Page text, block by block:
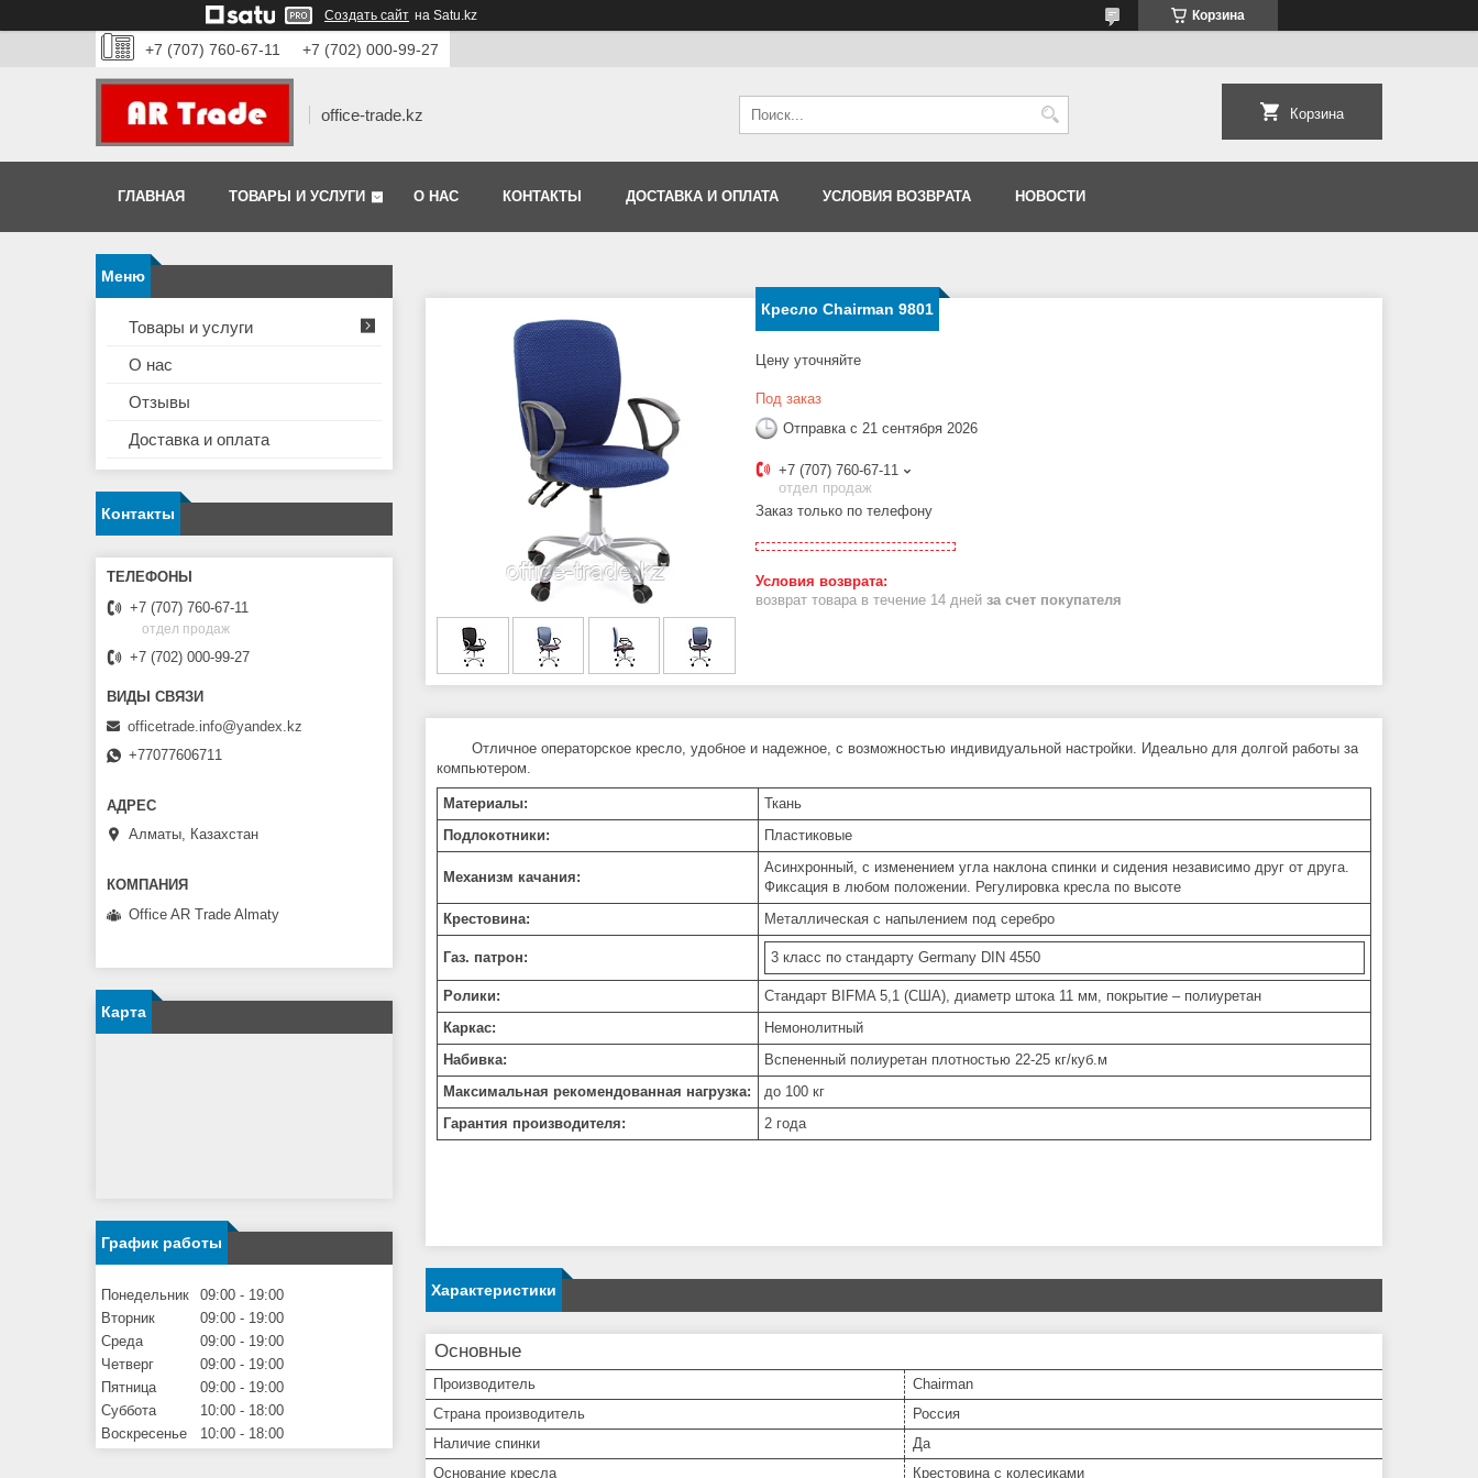
Создать сайт на Satu.kz Корзина
+7 (707) 760-67-11 +7 (702) 000-99-27
office-trade.kz Корзина
ГЛАВНАЯ ТОВАРЫ И УСЛУГИ О НАС КОНТАКТЫ ДОСТАВКА И ОПЛАТА УСЛОВИЯ ВОЗВРАТА НОВОСТИ
Кресло Chairman 9801
Цену уточняйте
Под заказ
Отправка с 21 сентября 2026
+7 (707) 760-67-11
отдел продаж
Заказ только по телефону
возврат товара в течение 14 дней за счет покупателя
Отличное операторское кресло, удобное и надежное, с возможностью индивидуальной настройки. Идеально для долгой работы за
компьютером.
Материалы:
Ткань
Подлокотники:
Пластиковые
Механизм качания:
Асинхронный, с изменением угла наклона спинки и сидения независимо друг от друга.
Фиксация в любом положении. Регулировка кресла по высоте
Крестовина:
Металлическая с напылением под серебро
Газ. патрон: 3 класс по стандарту Germany DIN 4550
Ролики:
Стандарт BIFMA 5,1 (США), диаметр штока 11 мм, покрытие – полиуретан
Каркас:
Немонолитный
Набивка:
Вспененный полиуретан плотностью 22-25 кг/куб.м
Максимальная рекомендованная нагрузка:
до 100 кг
Гарантия производителя:
2 года
Характеристики
Основные
Производитель
Chairman
Страна производитель
Россия
Наличие спинки
Да
Основание кресла
Крестовина с колесиками
Товары и услуги
О нас
Отзывы
Доставка и оплата
Контакты
+7 (707) 760-67-11
отдел продаж
+7 (702) 000-99-27
officetrade.info@yandex.kz
+77077606711
Алматы, Казахстан
Office AR Trade Almaty
Карта
График работы
Понедельник 09:00
19:00
Вторник
09:00
19:00
Среда
09:00
19:00
Четверг
09:00
19:00
Пятница
09:00
19:00
Суббота
10:00
18:00
Воскресенье
10:00 18:00